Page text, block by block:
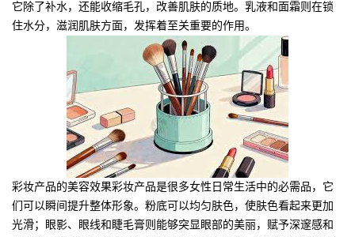
它除了补水，还能收缩毛孔，改善肌肤的质地。乳液和面霜则在锁
住水分，滋润肌肤方面，发挥着至关重要的作用。
彩妆产品的美容效果彩妆产品是很多女性日常生活中的必需品，它
们可以瞬间提升整体形象。粉底可以均匀肤色，使肤色看起来更加
光滑；眼影、眼线和睫毛膏则能够突显眼部的美丽，赋予深邃感和